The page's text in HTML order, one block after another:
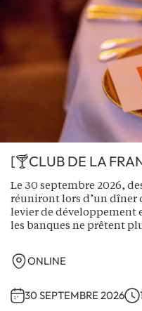
[🍸CLUB DE LA
Le 30 septembre 2026,
réuniront lors d’un dîner
levier de développement
les banques ne prêtent
ONLINE
30 SEPTEMBRE 2026